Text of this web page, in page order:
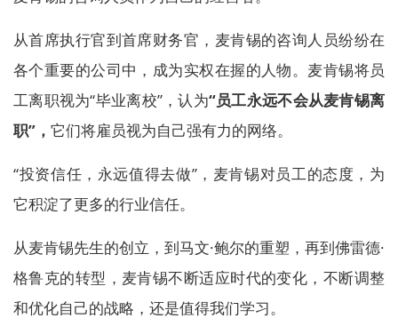
从首席执行官到首席财务官，麦肯锡的咨询人员纷纷在
各个重要的公司中，成为实权在握的人物。麦肯锡将员
工离职视为“毕业离校”，认为“员工永远不会从麦肯锡离
职”， 它们将雇员视为自己强有力的网络。
“投资信任，永远值得去做”，麦肯锡对员工的态度，为
它积淀了更多的行业信任。
从麦肯锡先生的创立，到马文·鲍尔的重塑，再到佛雷德·
格鲁克的转型，麦肯锡不断适应时代的变化，不断调整
和优化自己的战略，还是值得我们学习。